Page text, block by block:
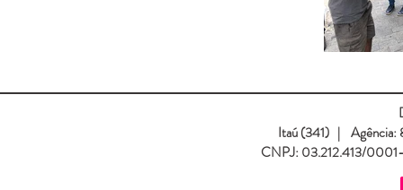
Itaú (341) |
CNPJ: 03.212.413/